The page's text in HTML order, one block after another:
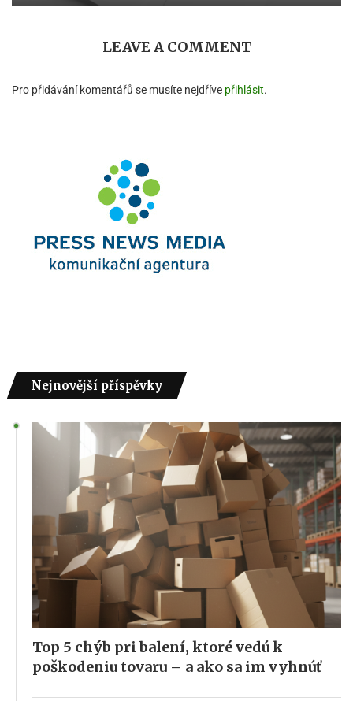
LEAVE A COMMENT
Pro přidávání komentářů se musíte nejdříve přihlásit.
Nejnovější příspěvky
Top 5 chýb pri balení, ktoré vedú k
poškodeniu tovaru – a ako sa im vyhnúť